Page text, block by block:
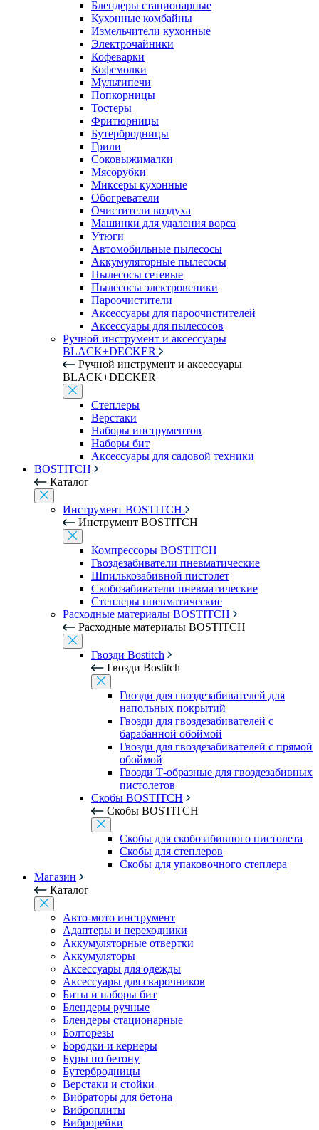
Блендеры стационарные
Кухонные комбайны
Измельчители кухонные
Электрочайники
Кофеварки
Кофемолки
Мультипечи
Попкорницы
Тостеры
Фритюрницы
Бутербродницы
Грили
Соковыжималки
Мясорубки
Миксеры кухонные
Обогреватели
Очистители воздуха
Машинки для удаления ворса
Утюги
Автомобильные пылесосы
Аккумуляторные пылесосы
Пылесосы сетевые
Пылесосы электровеники
Пароочистители
Аксессуары для пароочистителей
Аксессуары для пылесосов
Ручной инструмент и аксессуары
BLACK+DECKER
Ручной инструмент и аксессуары
BLACK+DECKER
Степлеры
Верстаки
Наборы инструментов
Наборы бит
Аксессуары для садовой техники
BOSTITCH
Каталог
Инструмент BOSTITCH
Инструмент BOSTITCH
Компрессоры BOSTITCH
Гвоздезабиватели пневматические
Шпилькозабивной пистолет
Скобозабиватели пневматические
Степлеры пневматические
Расходные материалы BOSTITCH
Расходные материалы BOSTITCH
Гвозди Bostitch
Гвозди Bostitch
Гвозди для гвоздезабивателей для
напольных покрытий
Гвозди для гвоздезабивателей с
барабанной обоймой
Гвозди для гвоздезабивателей с прямой
обоймой
Гвозди Т-образные для гвоздезабивных
пистолетов
Скобы BOSTITCH
Скобы BOSTITCH
Скобы для скобозабивного пистолета
Скобы для степлеров
Скобы для упаковочного степлера
Магазин
Каталог
Авто-мото инструмент
Адаптеры и переходники
Аккумуляторные отвертки
Аккумуляторы
Аксессуары для одежды
Аксессуары для сварочников
Биты и наборы бит
Блендеры ручные
Блендеры стационарные
Болторезы
Бородки и кернеры
Буры по бетону
Бутербродницы
Верстаки и стойки
Вибраторы для бетона
Виброплиты
Виброрейки